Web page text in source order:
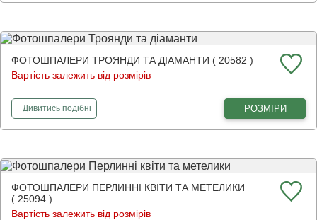
ФОТОШПАЛЕРИ ТРОЯНДИ ТА ДІАМАНТИ ( 20582 )
Вартість залежить від розмірів
Дивитисьфотошпалери
подібні РОЗМІРИ
ФОТОШПАЛЕРИ ПЕРЛИННІ КВІТИ ТА МЕТЕЛИКИ
( 25094 )
Вартість залежить від розмірів